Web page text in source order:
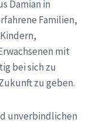
Damian in
Familien,
mit
bei sich zu
zu geben.
unverbindlichen